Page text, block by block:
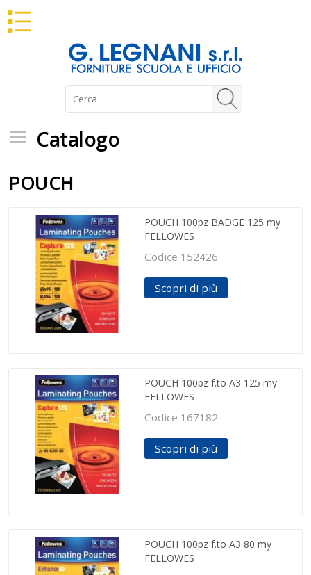
Catalogo
Catalogo
POUCH
POUCH 100pz BADGE 125 my
FELLOWES
Codice 152426
Scopri di più
POUCH 100pz f.to A3 125 my
FELLOWES
Codice 167182
Scopri di più
POUCH 100pz f.to A3 80 my
FELLOWES